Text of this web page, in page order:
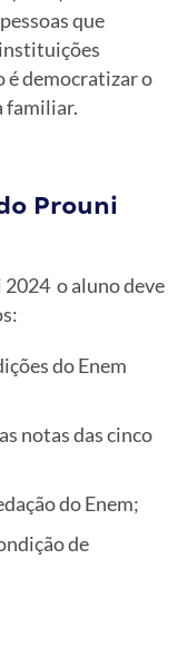
que
é democratizar o
familiar.
Prouni
o aluno deve
do Enem
notas das cinco
do Enem;
de